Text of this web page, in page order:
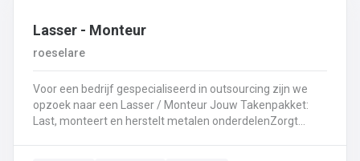
Lasser - Monteur
roeselare
Voor een bedrijf gespecialiseerd in outsourcing zijn we
opzoek naar een Lasser / Monteur Jouw Takenpakket:
Last, monteert en herstelt metalen onderdelenZorgt